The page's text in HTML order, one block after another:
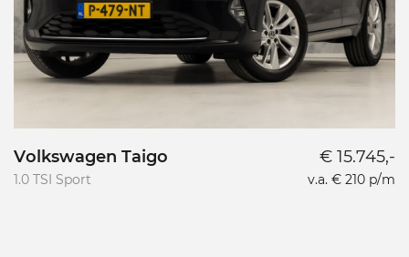
Volkswagen Taigo
1.0 TSI Sport
€ 15.745,-
v.a. € 210 p/m